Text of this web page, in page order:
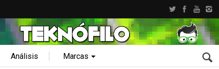
Análisis Marcas